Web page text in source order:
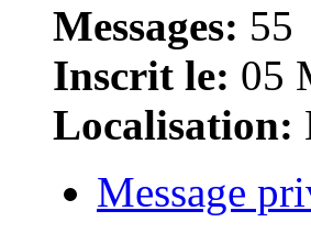
Messages: 55
Inscrit le: 05
Localisation:
Message